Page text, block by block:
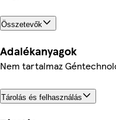
Összetevők
Adalékanyagok
Nem tartalmaz
Tárolás és felhasználás